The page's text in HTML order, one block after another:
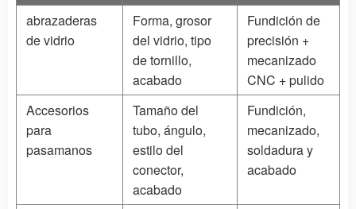
abrazaderas
de vidrio
Forma, grosor
del vidrio, tipo
de tornillo,
acabado
Fundición de
precisión +
mecanizado
CNC + pulido
Accesorios
para
pasamanos
Tamaño del
tubo, ángulo,
estilo del
conector,
acabado
Fundición,
mecanizado,
soldadura y
acabado